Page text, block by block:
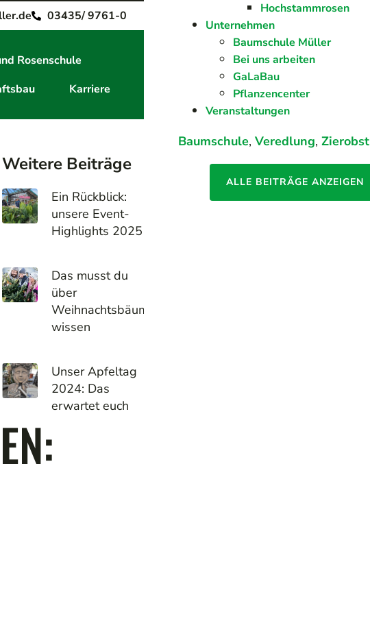
03435/ 9761-0
Rosenschule
Karriere
Weitere Beiträge
Ein Rückblick:
unsere Event-
Highlights 2025
Das musst du
über
Weihnachtsbäume
wissen
Unser Apfeltag
2024: Das
erwartet euch
Hochstammrosen
Unternehmen
Baumschule Müller
Bei uns arbeiten
GaLaBau
Pflanzencenter
Veranstaltungen
Baumschule,Veredlung,Zierobst
ALLE BEITRÄGE ANZEIGEN